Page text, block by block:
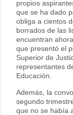
propios
que se ha dado
obliga a cientos
borrados de las
encuentran
que presentó el
Superior de
representantes
Educación.
Además, la
segundo
que no se había